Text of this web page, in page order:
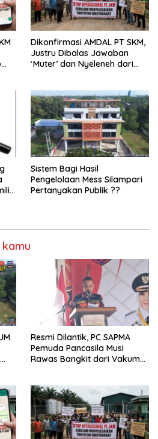
Dikonfirmasi AMDAL PT SKM,
Justru Dibalas Jawaban
‘Muter’ dan Nyeleneh dari
Sistem Bagi Hasil
Pengelolaan Mess Silampari
Pertanyakan Publik ??
Resmi Dilantik, PC SAPMA
Pemuda Pancasila Musi
Rawas Bangkit dari Vakum